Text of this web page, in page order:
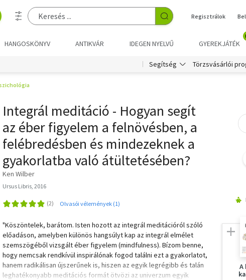
Regisztrálok
HANGOSKÖNYV ANTIKVÁR IDEGEN NYELVŰ GYEREKJÁTÉK
Segítség Törzsvásárlói
Integrál meditáció - Hogyan segít
az éber figyelem a felnövésben, a
felébredésben és mindezeknek a
gyakorlatba való átültetésében?
Ken Wilber
Ursus Libris, 2016
Olvasói vélemények (1)
"Köszöntelek, barátom. Isten hozott az integrál meditációról szóló
előadáson, amelyben különös hangsúlyt kap az integrál elmélet
szemszögéből vizsgált éber figyelem (mindfulness). Bízom benne,
hogy nemcsak rendkívül inspirálónak fogod találni ezt a gyakorlatot,
hanem radikálisan újszerűnek is, hiszen az egyik legrégibb és talán
leghatékonyabb meditációs formát ötvözi az univerzum egyik
A